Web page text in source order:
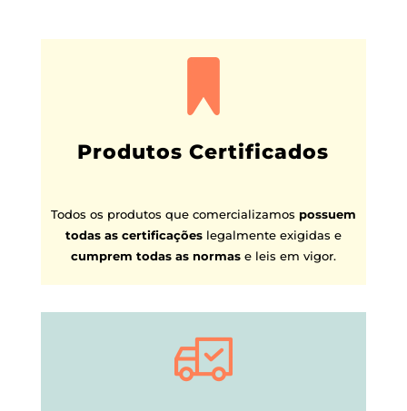
Produtos Certificados
Todos os produtos que comercializamos possuem
todas as certificaçõeslegalmente exigidas e
cumprem todas as normase leis em vigor.